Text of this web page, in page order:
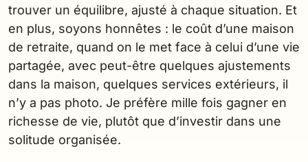
trouver un équilibre, ajusté à chaque situation. Et
en plus, soyons honnêtes : le coût d’une maison
de retraite, quand on le met face à celui d’une vie
partagée, avec peut-être quelques ajustements
dans la maison, quelques services extérieurs, il
n’y a pas photo. Je préfère mille fois gagner en
richesse de vie, plutôt que d’investir dans une
solitude organisée.